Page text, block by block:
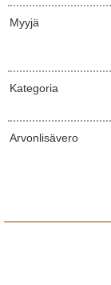
Myyjä
Kategoria
Arvonlisävero